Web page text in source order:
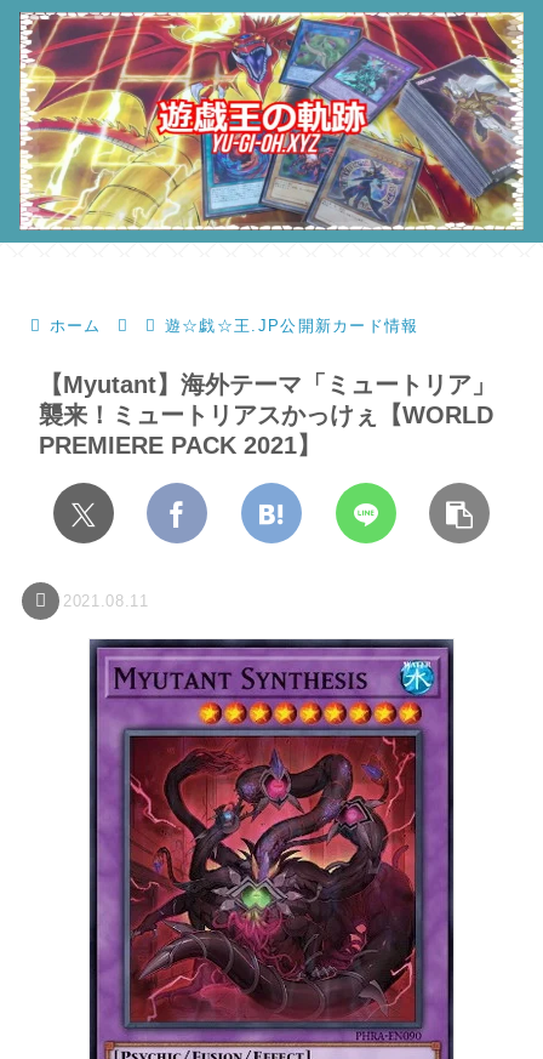
ホーム 遊☆戯☆王.JP公開新カード情報
【Myutant】海外テーマ「ミュートリア」
襲来！ミュートリアスかっけぇ【WORLD
PREMIERE PACK 2021】
2021.08.11